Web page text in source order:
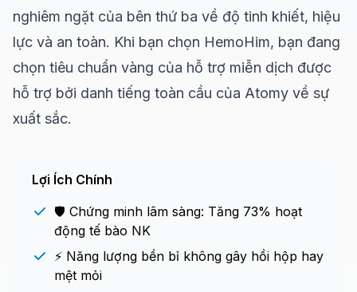
nghiêm ngặt của bên thứ ba về độ tinh khiết, hiệu
lực và an toàn. Khi bạn chọn HemoHim, bạn đang
chọn tiêu chuẩn vàng của hỗ trợ miễn dịch được
hỗ trợ bởi danh tiếng toàn cầu của Atomy về sự
xuất sắc.
Lợi Ích Chính
🛡️ Chứng minh lâm sàng: Tăng 73% hoạt
động tế bào NK
⚡ Năng lượng bền bỉ không gây hồi hộp hay
mệt mỏi